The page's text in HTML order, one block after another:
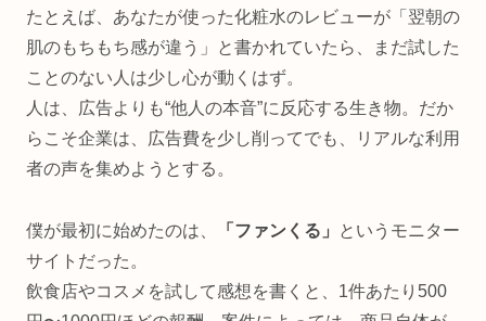
たとえば、あなたが使った化粧水のレビューが「翌朝の
肌のもちもち感が違う」と書かれていたら、まだ試した
ことのない人は少し心が動くはず。
人は、広告よりも“他人の本音”に反応する生き物。だか
らこそ企業は、広告費を少し削ってでも、リアルな利用
者の声を集めようとする。
僕が最初に始めたのは、 「ファンくる」
というモニター
サイトだった。
飲食店やコスメを試して感想を書くと、1件あたり500